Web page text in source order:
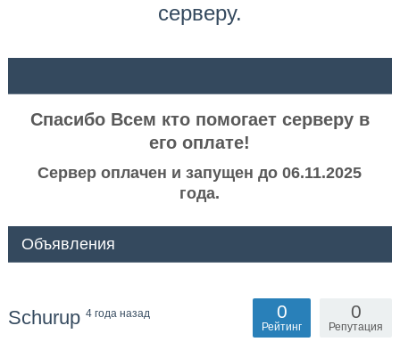
серверу.
Спасибо Всем кто помогает серверу в
его оплате!
Сервер оплачен и запущен до 06.11.2025
года.
Объявления
Schurup 4 года назад 0
Репутация
0
Рейтинг